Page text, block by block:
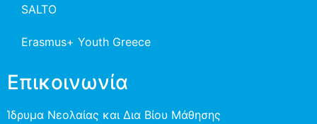
SALTO
Erasmus+ Youth Greece
Επικοινωνία
Ίδρυμα Νεολαίας και Δια Βίου Μάθησης